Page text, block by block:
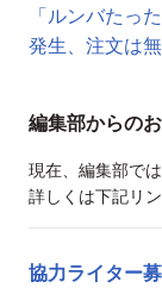
「ルンバたっ
発生、注文は
編集部からの
現在、編集部で
詳しくは下記リ
協力ライター